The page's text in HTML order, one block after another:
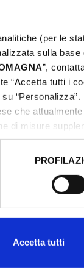
(per le
sulla base
”,
“Accetta tutti i
“Personalizza”.
che attualmente
di misure
Accetta tutti
plaisir de
Leone,
Valconca,
San Leone,
des
la lavande
les